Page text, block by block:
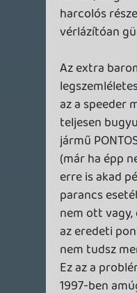
Igazából azt nem
távon ez is
az alkotóikat igazán
játék a
biztosan eladhatóbb
hát ők a Ubisoft
nem a játékosok, ugye.
p34c3
Fogalmam sincs, mi
hogyan lett végül az,
Hasraütésszerűen a
értésre és a vízfejű
tippelnék. Nem a
az már 2013-ban is
GaaS a rá jellemző
randomgenerált
kongó ürességével
Ubinak jó érzéke van